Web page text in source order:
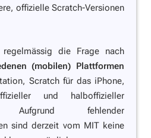
offizielle Scratch-Versionen
die Frage nach
(mobilen) Plattformen
Scratch für das iPhone,
und halboffizieller
Aufgrund fehlender
sind derzeit vom MIT keine